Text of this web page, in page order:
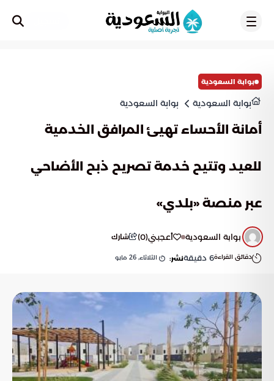
بوابة السعودية
بوابة السعودية بوابة السعودية
أمانة الأحساء تهيئ المرافق الخدمية
للعيد وتتيح خدمة تصريح ذبح الأضاحي
عبر منصة «بلدي»
بوابة السعودية أعجبني(
0
) شارك
دقائق القراءة6 دقيقةنشر: الثلاثاء, 26 مايو